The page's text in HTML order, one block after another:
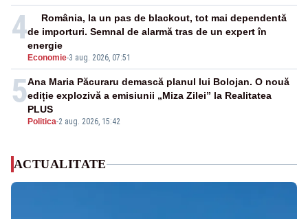
4
Economie-3 aug. 2026, 07:51
România, la un pas de blackout, tot mai dependentă
de importuri. Semnal de alarmă tras de un expert în
energie
5
Politica-2 aug. 2026, 15:42
Ana Maria Păcuraru demască planul lui Bolojan. O nouă
ediție explozivă a emisiunii „Miza Zilei” la Realitatea
PLUS
ACTUALITATE